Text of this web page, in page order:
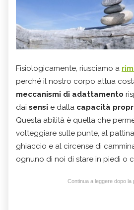
Fisiologicamente, riusciamo a
perché il nostro corpo attua
meccanismi di adattamento
dai sensi e dalla capacità
Questa abilità è quella che
volteggiare sulle punte, al
ghiaccio e al circense di
ognuno di noi di stare in piedi o
Continua a leggere dopo la